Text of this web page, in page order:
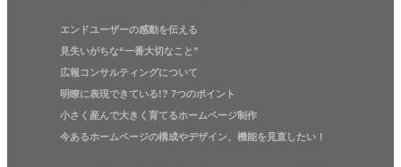
エンドユーザーの感動を伝える
見失いがちな“一番大切なこと”
広報コンサルティングについて
明瞭に表現できている!? 7つのポイント
小さく産んで大きく育てるホームページ制作
今あるホームページの構成やデザイン、機能を見直したい！